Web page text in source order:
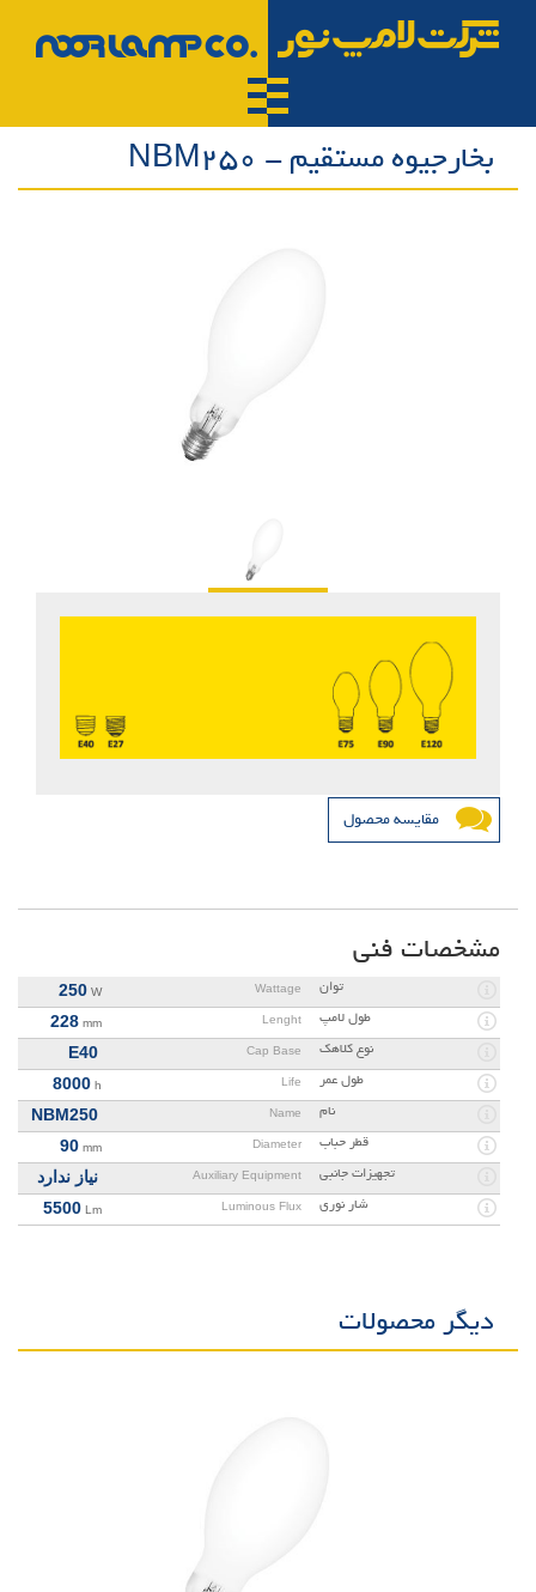
بخارجیوه مستقیم - NBM250
مقایسه محصول
مشخصات فنی
توان Wattage
W
250
طول لامپ Lenght
mm
228
نوع کلاهک Cap Base
E40
طول عمر Life
h
8000
نام Name
NBM250
قطر حباب Diameter
mm
90
تجهیزات جانبی Auxiliary Equipment نیاز ندارد
شار نوری Luminous Flux
Lm
5500
دیگر محصولات